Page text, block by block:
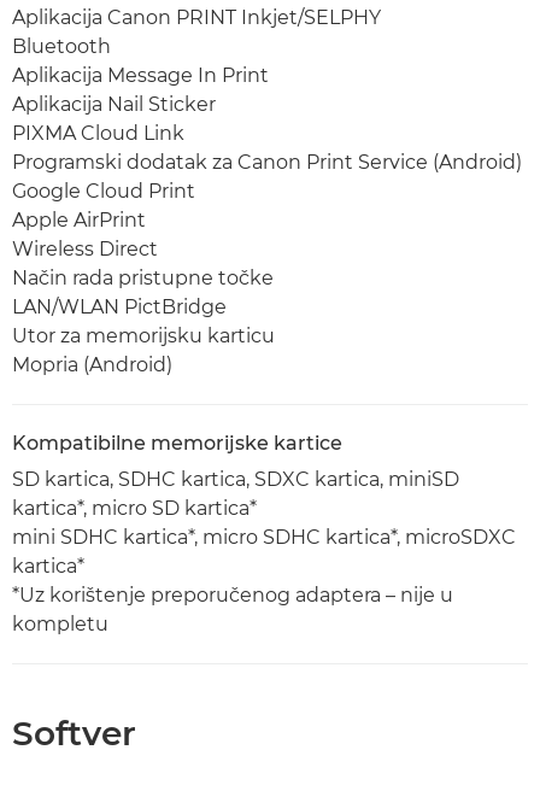
Aplikacija Canon PRINT Inkjet/SELPHY
Bluetooth
Aplikacija Message In Print
Aplikacija Nail Sticker
PIXMA Cloud Link
Programski dodatak za Canon Print Service (Android)
Google Cloud Print
Apple AirPrint
Wireless Direct
Način rada pristupne točke
LAN/WLAN PictBridge
Utor za memorijsku karticu
Mopria (Android)
Kompatibilne memorijske kartice
SD kartica, SDHC kartica, SDXC kartica, miniSD
kartica*, micro SD kartica*
mini SDHC kartica*, micro SDHC kartica*, microSDXC
kartica*
*Uz korištenje preporučenog adaptera – nije u
kompletu
Softver